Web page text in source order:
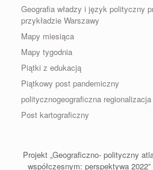
Geografia władzy i język polityczny
przykładzie Warszawy
Mapy miesiąca
Mapy tygodnia
Piątki z edukacją
Piątkowy post pandemiczny
politycznogeograficzna
Post kartograficzny
Projekt „Geograficzno- polityczny
współczesnym: perspektywa